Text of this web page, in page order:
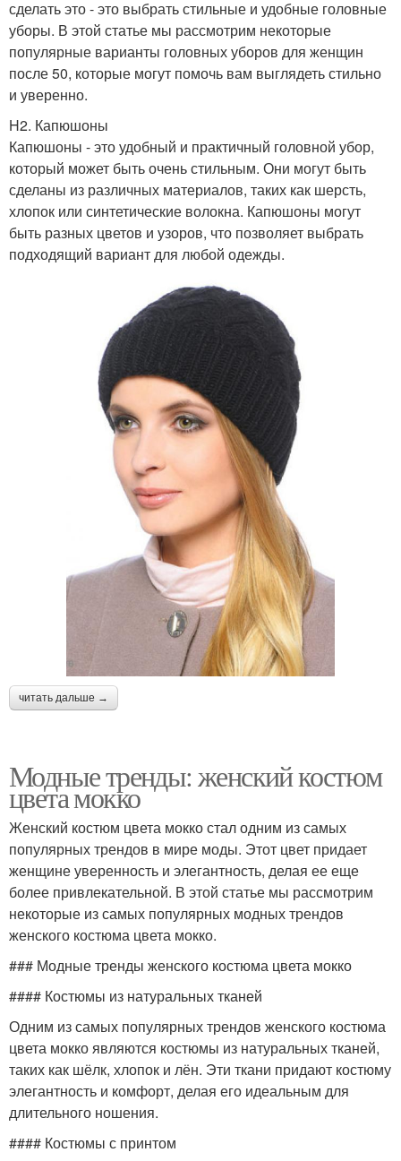
сделать это - это выбрать стильные и удобные головные
уборы. В этой статье мы рассмотрим некоторые
популярные варианты головных уборов для женщин
после 50, которые могут помочь вам выглядеть стильно
и уверенно.
H2. Капюшоны
Капюшоны - это удобный и практичный головной убор,
который может быть очень стильным. Они могут быть
сделаны из различных материалов, таких как шерсть,
хлопок или синтетические волокна. Капюшоны могут
быть разных цветов и узоров, что позволяет выбрать
подходящий вариант для любой одежды.
читать дальше →
Модные тренды: женский костюм
цвета мокко
Женский костюм цвета мокко стал одним из самых
популярных трендов в мире моды. Этот цвет придает
женщине уверенность и элегантность, делая ее еще
более привлекательной. В этой статье мы рассмотрим
некоторые из самых популярных модных трендов
женского костюма цвета мокко.
### Модные тренды женского костюма цвета мокко
#### Костюмы из натуральных тканей
Одним из самых популярных трендов женского костюма
цвета мокко являются костюмы из натуральных тканей,
таких как шёлк, хлопок и лён. Эти ткани придают костюму
элегантность и комфорт, делая его идеальным для
длительного ношения.
#### Костюмы с принтом